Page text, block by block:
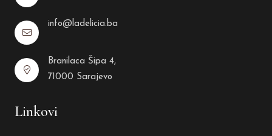
info@ladelicia.ba
Branilaca Šipa 4,
71000 Sarajevo
Linkovi